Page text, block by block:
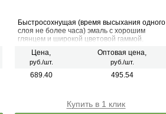
Быстросохнущая (время высыхания одного
слоя не более часа) эмаль с хорошим
глянцем и широкой цветовой гаммой.
водостойкостью покрытия. Образует
эластичную и ударопрочную пленку высокой
твердости. После высыхания не оказывает
Цена,
руб./шт.
Оптовая цена,
руб./шт.
689.40 495.54
Купить в 1 клик